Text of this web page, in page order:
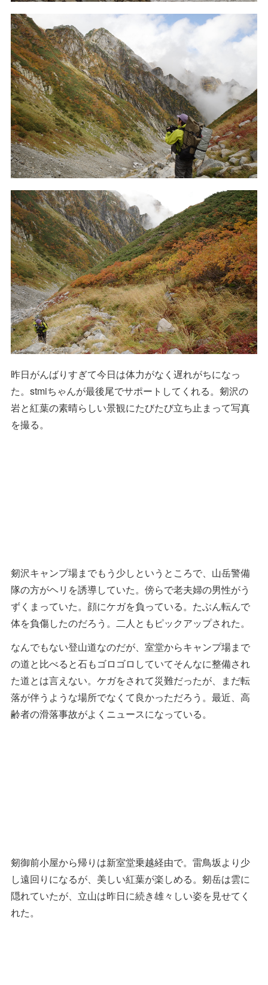
昨日がんばりすぎて今日は体力がなく遅れがちになっ
た。stmiちゃんが最後尾でサポートしてくれる。剱沢の
岩と紅葉の素晴らしい景観にたびたび立ち止まって写真
を撮る。
剱沢キャンプ場までもう少しというところで、山岳警備
隊の方がヘリを誘導していた。傍らで老夫婦の男性がう
ずくまっていた。顔にケガを負っている。たぶん転んで
体を負傷したのだろう。二人ともピックアップされた。